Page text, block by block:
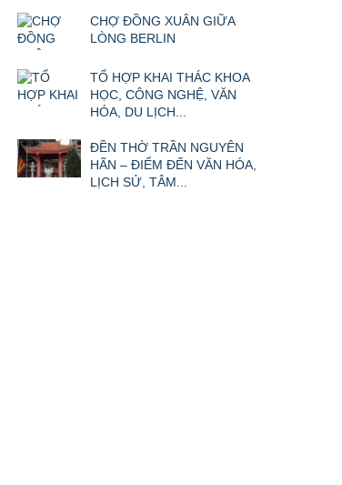
CHỢ ĐỒNG XUÂN GIỮA
LÒNG BERLIN
TỔ HỢP KHAI THÁC KHOA
HỌC, CÔNG NGHỆ, VĂN
HÓA, DU LỊCH...
ĐỀN THỜ TRẦN NGUYÊN
HÃN – ĐIỂM ĐẾN VĂN HÓA,
LỊCH SỬ, TÂM...